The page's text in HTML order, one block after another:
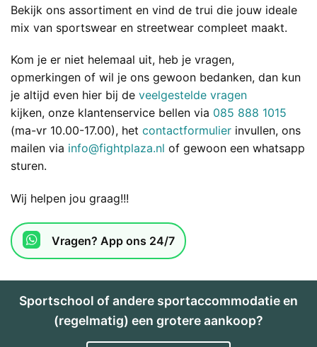
Bekijk ons assortiment en vind de trui die jouw ideale
mix van sportswear en streetwear compleet maakt.
Kom je er niet helemaal uit, heb je vragen,
opmerkingen of wil je ons gewoon bedanken, dan kun
je altijd even hier bij de veelgestelde vragen
kijken, onze klantenservice bellen via 085 888 1015
(ma-vr 10.00-17.00), het contactformulier invullen, ons
mailen via info@fightplaza.nl of gewoon een whatsapp
sturen.
Wij helpen jou graag!!!
Vragen? App ons 24/7
Sportschool of andere sportaccommodatie en
(regelmatig) een grotere aankoop?